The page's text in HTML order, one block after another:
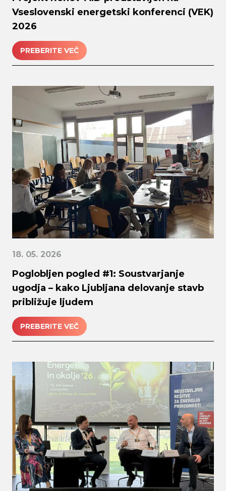
Vseslovenski energetski konferenci (VEK)
2026
PREBERITE VEČ
18. 05. 2026
Poglobljen pogled #1: Soustvarjanje
ugodja – kako Ljubljana delovanje stavb
približuje ljudem
PREBERITE VEČ